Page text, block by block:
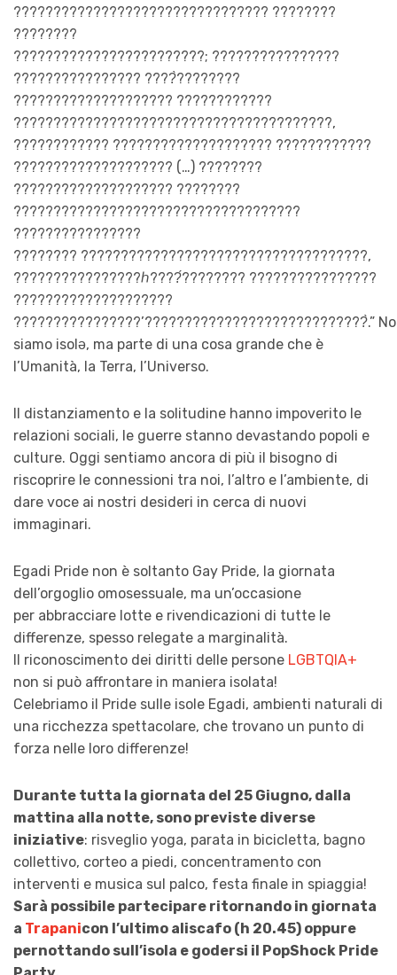
???????????????????????????????? ????????
????????
????????????????????????; ????????????????
???????????????? ????̀????????
???????????????????? ????????????
????????????????????????????????????????,
???????????? ???????????????????? ????????????
???????????????????? (…) ????????
???????????????????? ????????
????????????????????????????????????
????????????????
???????? ????????????????????????????????????,
????????????????ℎ????́???????? ????????????????
????????????????????
????????????????’????????????????????????????̀.”
siamo isolə, ma parte di una cosa grande che è
l’Umanità, la Terra, l’Universo.
Il distanziamento e la solitudine hanno impoverito le
relazioni sociali, le guerre stanno devastando popoli e
culture. Oggi sentiamo ancora di più il bisogno di
riscoprire le connessioni tra noi, l’altro e l’ambiente, di
dare voce ai nostri desideri in cerca di nuovi
immaginari.
Egadi Pride non è soltanto Gay Pride, la giornata
dell’orgoglio omosessuale, ma un’occasione
per abbracciare lotte e rivendicazioni di tutte le
differenze, spesso relegate a marginalità.
Il riconoscimento dei diritti delle persone LGBTQIA+
non si può affrontare in maniera isolata!
Celebriamo il Pride sulle isole Egadi, ambienti naturali di
una ricchezza spettacolare, che trovano un punto di
forza nelle loro differenze!
Durante tutta la giornata del 25 Giugno, dalla
mattina alla notte, sono previste diverse
iniziative: risveglio yoga, parata in bicicletta, bagno
collettivo, corteo a piedi, concentramento con
interventi e musica sul palco, festa finale in spiaggia!
Sarà possibile partecipare ritornando in giornata
a Trapanicon l’ultimo aliscafo (h 20.45) oppure
pernottando sull’isola e godersi il PopShock Pride